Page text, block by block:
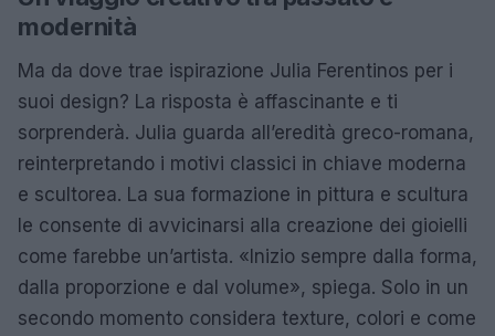
modernità
Ma da dove trae ispirazione Julia Ferentinos per i
suoi design? La risposta è affascinante e ti
sorprenderà. Julia guarda all’eredità greco-romana,
reinterpretando i motivi classici in chiave moderna
e scultorea. La sua formazione in pittura e scultura
le consente di avvicinarsi alla creazione dei gioielli
come farebbe un’artista. «Inizio sempre dalla forma,
dalla proporzione e dal volume», spiega. Solo in un
secondo momento considera texture, colori e come